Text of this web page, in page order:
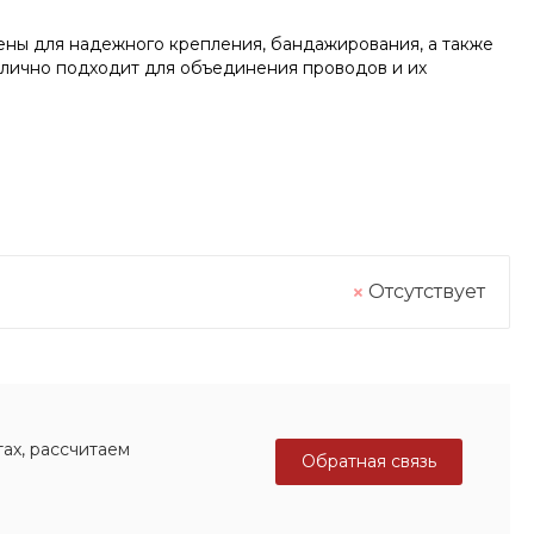
для надежного крепления, бандажирования, а также
подходит для объединения проводов и их
Отсутствует
рассчитаем
Обратная связь